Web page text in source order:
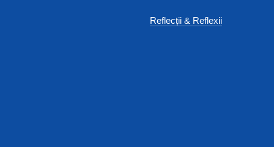
Reflecții & Reflexii